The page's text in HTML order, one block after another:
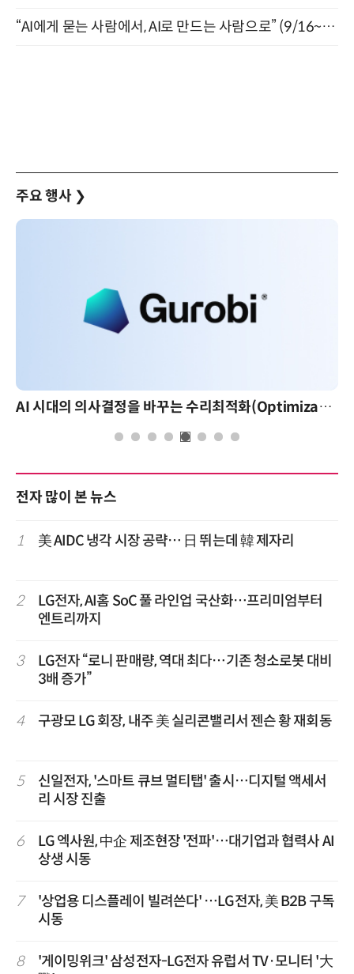
“AI에게 묻는 사람에서, AI로 만드는 사람으로” (9/16~17)
주요 행사 ❯
AI 시대의 의사결정을 바꾸는 수리최적화(Optimization): 실제 산업 적용 사례와 활용 전략 AI 핀옵스 실전 세미나: 폭증하는 AI 토
전자 많이 본 뉴스
1 美 AIDC 냉각 시장 공략… 日 뛰는데 韓 제자리
2
LG전자, AI홈 SoC 풀 라인업 국산화…프리미엄부터
엔트리까지
3
LG전자 “로니 판매량, 역대 최다…기존 청소로봇 대비
3배 증가”
4 구광모 LG 회장, 내주 美 실리콘밸리서 젠슨 황 재회동
5
신일전자, '스마트 큐브 멀티탭' 출시…디지털 액세서
리 시장 진출
6
LG 엑사원, 中企 제조현장 '전파'…대기업과 협력사 AI
상생 시동
7
'상업용 디스플레이 빌려쓴다' …LG전자, 美 B2B 구독
시동
8
'게이밍위크' 삼성전자-LG전자 유럽서 TV·모니터 '大